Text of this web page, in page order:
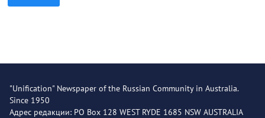
"Unification" Newspaper of the Russian Community in Australia.
Since 1950
Адрес редакции: PO Box 128 WEST RYDE 1685 NSW AUSTRALIA